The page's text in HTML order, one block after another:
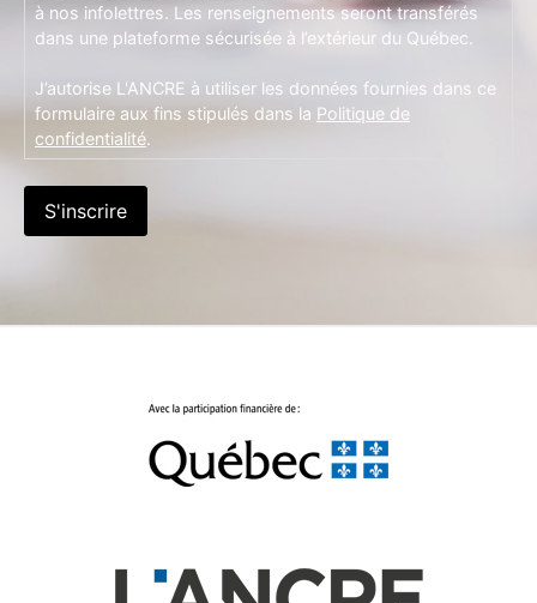
à nos infolettres. Les renseignements seront transférés
dans une plateforme sécurisée à l’extérieur du Québec.
J’autorise L'ANCRE à utiliser les données fournies dans ce
formulaire aux fins stipulés dans la Politique de
confidentialité.
S'inscrire